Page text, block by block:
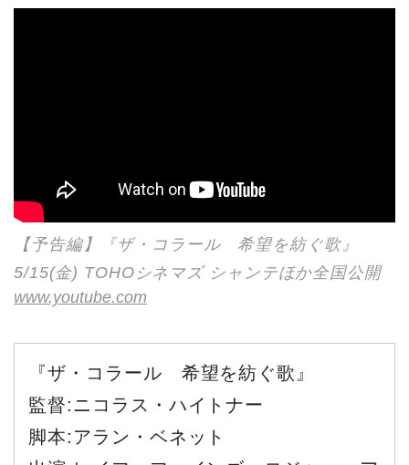
【予告編】『ザ・コラール 希望を紡ぐ歌』
5/15(金) TOHOシネマズ シャンテほか全国公開
www.youtube.com
『ザ・コラール 希望を紡ぐ歌』
監督:ニコラス・ハイトナー
脚本:アラン・ベネット